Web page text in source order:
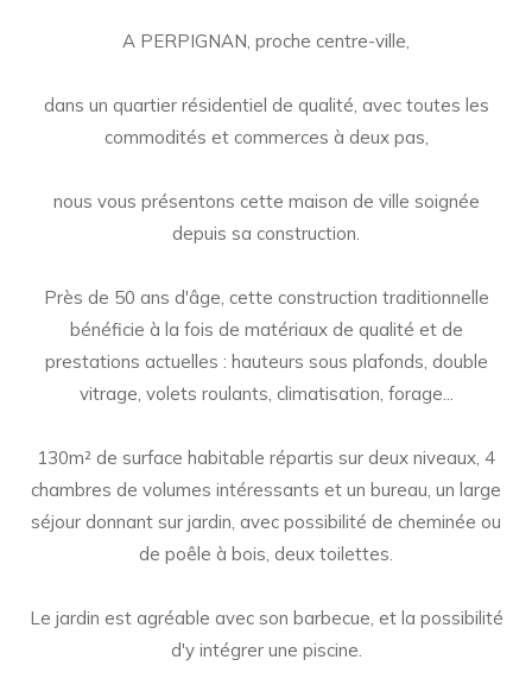
A PERPIGNAN, proche centre-ville,
dans un quartier résidentiel de qualité, avec toutes les
commodités et commerces à deux pas,
nous vous présentons cette maison de ville soignée
depuis sa construction.
Près de 50 ans d'âge, cette construction traditionnelle
bénéficie à la fois de matériaux de qualité et de
prestations actuelles : hauteurs sous plafonds, double
vitrage, volets roulants, climatisation, forage...
130m² de surface habitable répartis sur deux niveaux, 4
chambres de volumes intéressants et un bureau, un large
séjour donnant sur jardin, avec possibilité de cheminée ou
de poêle à bois, deux toilettes.
Le jardin est agréable avec son barbecue, et la possibilité
d'y intégrer une piscine.